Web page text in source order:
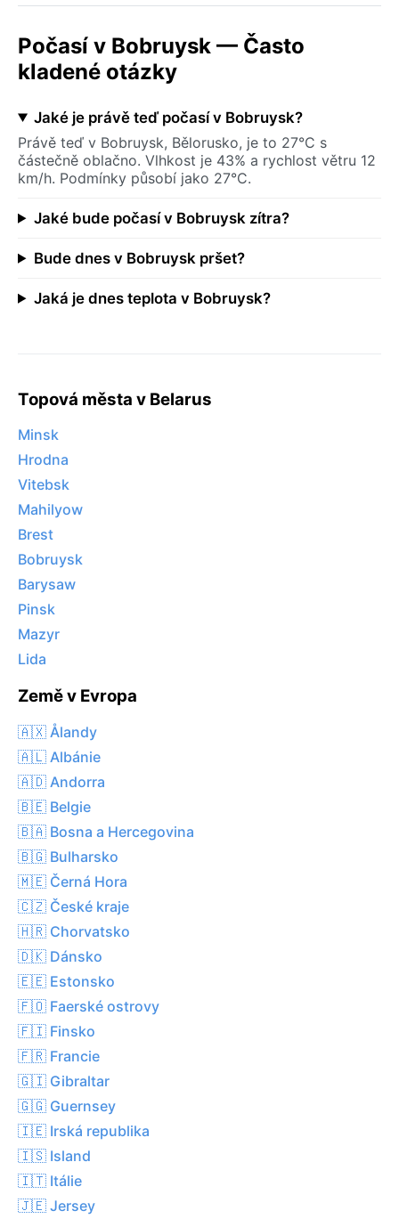
Počasí v Bobruysk — Často
kladené otázky
Jaké je právě teď počasí v Bobruysk?
Právě teď v Bobruysk, Bělorusko, je to 27°C s
částečně oblačno. Vlhkost je 43% a rychlost větru 12
km/h. Podmínky působí jako 27°C.
Jaké bude počasí v Bobruysk zítra?
Bude dnes v Bobruysk pršet?
Jaká je dnes teplota v Bobruysk?
Topová města v Belarus
Minsk
Hrodna
Vitebsk
Mahilyow
Brest
Bobruysk
Barysaw
Pinsk
Mazyr
Lida
Země v Evropa
🇦🇽 Ålandy
🇦🇱 Albánie
🇦🇩 Andorra
🇧🇪 Belgie
🇧🇦 Bosna a Hercegovina
🇧🇬 Bulharsko
🇲🇪 Černá Hora
🇨🇿 České kraje
🇭🇷 Chorvatsko
🇩🇰 Dánsko
🇪🇪 Estonsko
🇫🇴 Faerské ostrovy
🇫🇮 Finsko
🇫🇷 Francie
🇬🇮 Gibraltar
🇬🇬 Guernsey
🇮🇪 Irská republika
🇮🇸 Island
🇮🇹 Itálie
🇯🇪 Jersey